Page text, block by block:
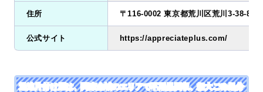
住所 〒116-0002 東京都荒川区荒川3-38-8 (
公式サイト https://appreciateplus.com/
迅速片付け屋は、関東全域のエリアで不用品回収、粗大ごみ処分